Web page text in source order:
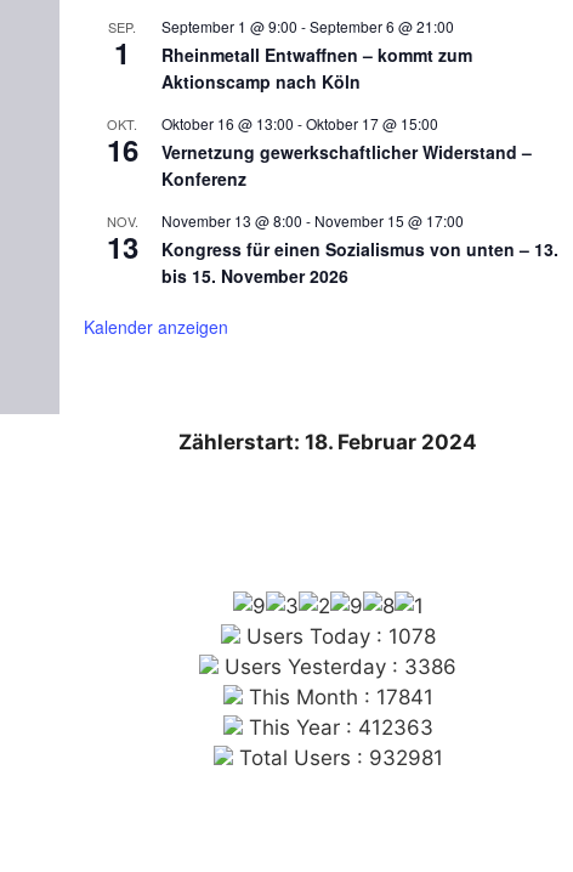
SEP.
1
September 1 @ 9:00 -September 6 @ 21:00
Rheinmetall Entwaffnen – kommt zum
Aktionscamp nach Köln
OKT.
16
Oktober 16 @ 13:00 -Oktober 17 @ 15:00
Vernetzung gewerkschaftlicher Widerstand –
Konferenz
NOV.
13
November 13 @ 8:00 - November 15 @ 17:00
Kongress für einen Sozialismus von unten – 13.
bis 15. November 2026
Kalender anzeigen
Zählerstart: 18. Februar 2024
Users Today : 1078
Users Yesterday : 3386
This Month : 17841
This Year : 412363
Total Users : 932981